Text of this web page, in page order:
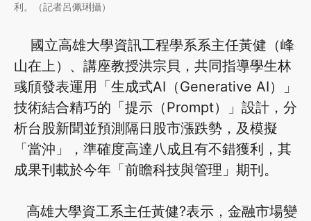
利。（記者呂佩琍攝）
國立高雄大學資訊工程學系系主任黃健（峰
山在上）、講座教授洪宗貝，共同指導學生林
彧頎發表運用「生成式AI（Generative AI）」
技術結合精巧的「提示（Prompt）」設計，分
析台股新聞並預測隔日股市漲跌勢，及模擬
「當沖」，準確度高達八成且有不錯獲利，其
成果刊載於今年「前瞻科技與管理」期刊。
高雄大學資工系主任黃健?表示，金融市場變